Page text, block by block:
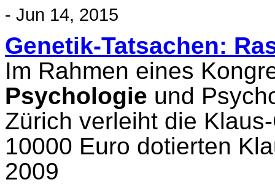
- Jun 14, 2015
Genetik-Tatsachen:
Im Rahmen eines
Psychologie und
Zürich verleiht die
10000 Euro dotierten
2009